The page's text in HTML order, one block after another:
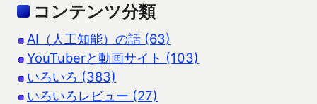
コンテンツ分類
AI（人工知能）の話 (63)
YouTuberと動画サイト (103)
いろいろ (383)
いろいろレビュー (27)